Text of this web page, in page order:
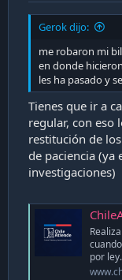
Gerok dijo:
me robaron mi
en donde
les ha pasado y
Tienes que ir a
regular, con eso
restitución de
de paciencia (ya
investigaciones)
por ley.